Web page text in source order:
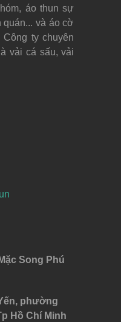
áo thun sự
quán... và áo cờ
ty chuyên
vải cá sấu, vải
Song Phú
phường
Hồ Chí Minh